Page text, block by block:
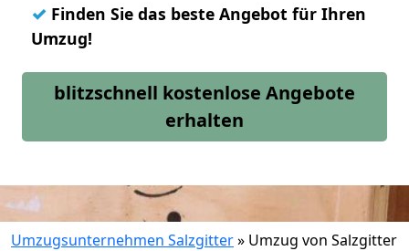
✓ Finden Sie das beste Angebot für Ihren
Umzug!
blitzschnell kostenlose Angebote
erhalten
Umzugsunternehmen Salzgitter» Umzug von Salzgitter